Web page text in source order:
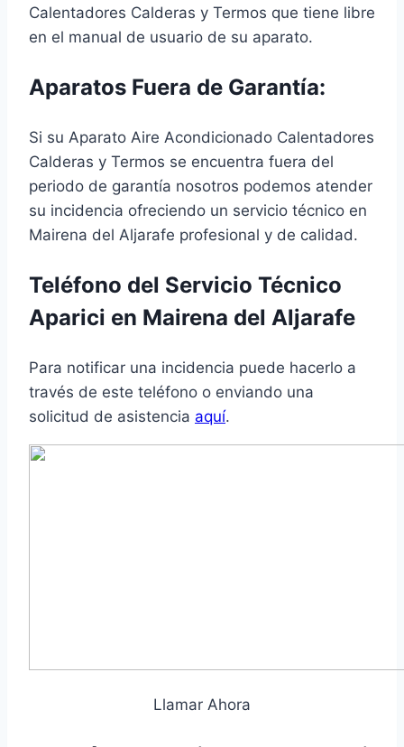
Calentadores Calderas y Termos que tiene libre
en el manual de usuario de su aparato.
Aparatos Fuera de Garantía:
Si su Aparato Aire Acondicionado Calentadores
Calderas y Termos se encuentra fuera del
periodo de garantía nosotros podemos atender
su incidencia ofreciendo un servicio técnico en
Mairena del Aljarafe profesional y de calidad.
Teléfono del Servicio Técnico
Aparici en Mairena del Aljarafe
Para notificar una incidencia puede hacerlo a
través de este teléfono o enviando una
solicitud de asistencia aquí.
Llamar Ahora